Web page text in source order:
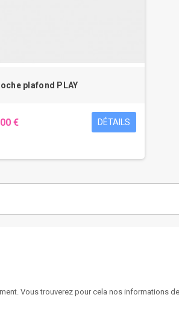
plafond PLAY
€ DÉTAILS
Vous trouverez pour cela nos informations